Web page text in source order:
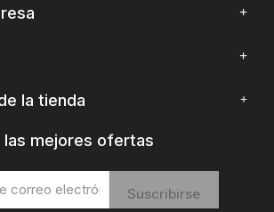
la tienda
las mejores ofertas